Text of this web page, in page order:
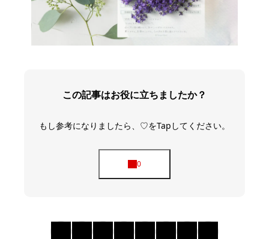
この記事はお役に立ちましたか？
もし参考になりましたら、♡をTapしてください。